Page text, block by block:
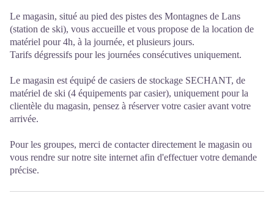
Le magasin, situé au pied des pistes des Montagnes de Lans
(station de ski), vous accueille et vous propose de la location de
matériel pour 4h, à la journée, et plusieurs jours.
Tarifs dégressifs pour les journées consécutives uniquement.
Le magasin est équipé de casiers de stockage SECHANT, de
matériel de ski (4 équipements par casier), uniquement pour la
clientèle du magasin, pensez à réserver votre casier avant votre
arrivée.
Pour les groupes, merci de contacter directement le magasin ou
vous rendre sur notre site internet afin d'effectuer votre demande
précise.